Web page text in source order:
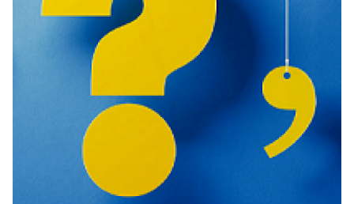
Kennis & Informatie